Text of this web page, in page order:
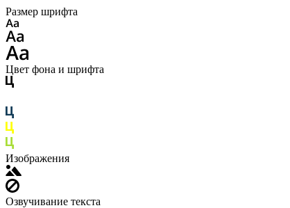
Размер шрифта
Цвет фона и шрифта
Изображения
Озвучивание текста